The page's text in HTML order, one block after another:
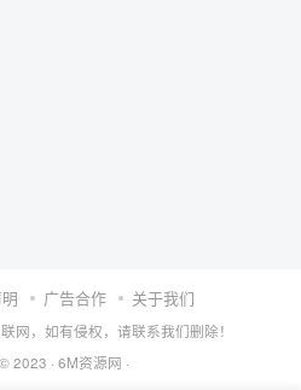
广告合作 关于我们
网，如有侵权，请联系我们删除！
2023 · 6M资源网 ·